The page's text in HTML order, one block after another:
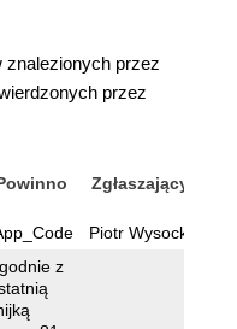
znalezionych przez
przez
Zgłaszający
Piotr Wysocki
z